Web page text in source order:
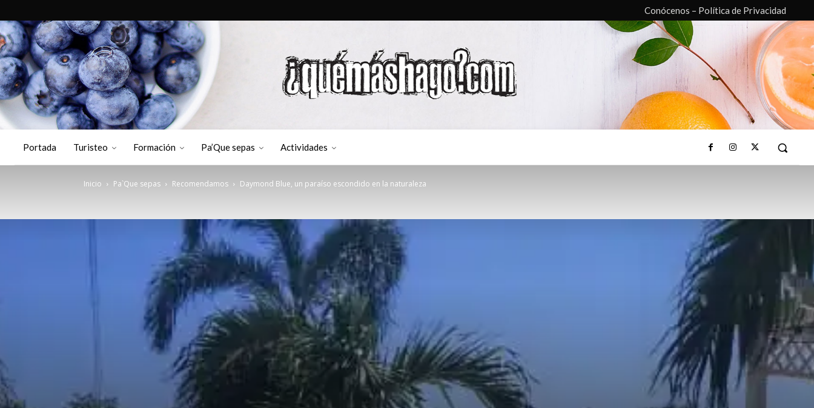
Conócenos – Política de Privacidad
Portada Turisteo Formación Pa’Que sepas Actividades
Inicio Pa`Que sepas Recomendamos Daymond Blue, un paraíso escondido en la naturaleza